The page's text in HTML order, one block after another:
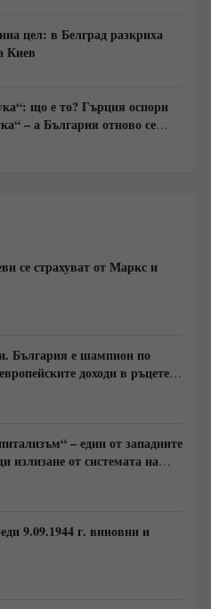
цел: в Белград разкриха
Киев
що е то? Гърция оспори
– а България отново се
да защити очевидното
се страхуват от Маркс и
България е шампион по
доходи в ръцете
надминава и САЩ
– един от западните
излизане от системата на
9.09.1944 г. виновни и